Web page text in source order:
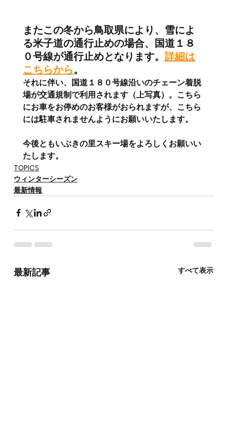
またこの冬から鳥取県により、雪によ
る米子道の通行止めの場合、国道１８
０号線が通行止めとなります。詳細は
こちらから。
それに伴い、国道１８０号線沿いのチェーン着脱
場が交通規制で利用されます（上写真）。こちら
にお車をお停めのお客様がおられますが、こちら
には駐車されませんようにお願いいたします。
今後ともいぶきの里スキー場をよろしくお願いい
たします。
TOPICS
ウィンターシーズン
最新情報
最新記事 すべて表示